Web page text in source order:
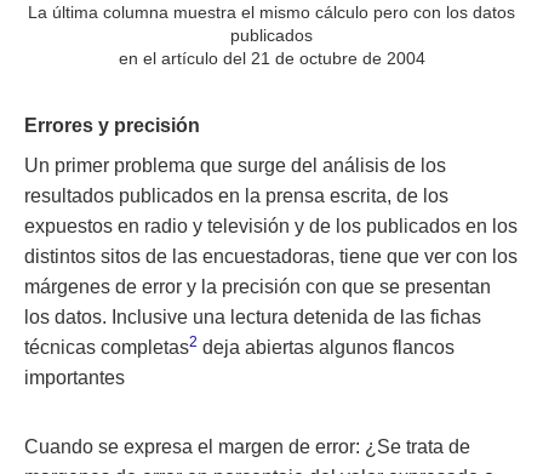
La última columna muestra el mismo cálculo pero con los datos
publicados
en el artículo del 21 de octubre de 2004
Errores y precisión
Un primer problema que surge del análisis de los
resultados publicados en la prensa escrita, de los
expuestos en radio y televisión y de los publicados en los
distintos sitos de las encuestadoras, tiene que ver con los
márgenes de error y la precisión con que se presentan
los datos. Inclusive una lectura detenida de las fichas
técnicas completas2 deja abiertas algunos flancos
importantes
Cuando se expresa el margen de error: ¿Se trata de